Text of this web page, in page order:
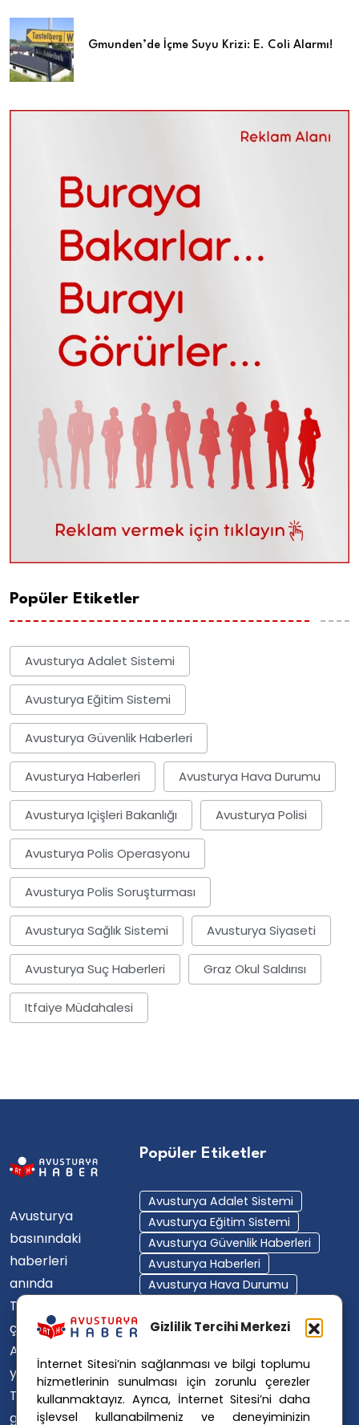
Gizlilik Tercihi Merkezi
İnternet Sitesi’nin sağlanması ve bilgi toplumu
hizmetlerinin sunulması için zorunlu çerezler
kullanmaktayız. Ayrıca, İnternet Sitesi’ni daha
işlevsel kullanabilmeniz ve deneyiminizin
Gmunden’de İçme Suyu Krizi: E. Coli Alarmı!
Popüler Etiketler
Avusturya Adalet Sistemi
Avusturya Eğitim Sistemi
Avusturya Güvenlik Haberleri
Avusturya Haberleri Avusturya Hava Durumu
Avusturya Içişleri Bakanlığı Avusturya Polisi
Avusturya Polis Operasyonu
Avusturya Polis Soruşturması
Avusturya Sağlık Sistemi Avusturya Siyaseti
Avusturya Suç Haberleri Graz Okul Saldırısı
Itfaiye Müdahalesi
Avusturya
basınındaki
haberleri
anında
Türkçe'ye
çevirerek,
Avusturya'da
yaşayan
Türklerin ülke
gündemini
Popüler Etiketler
Avusturya Adalet Sistemi
Avusturya Eğitim Sistemi
Avusturya Güvenlik Haberleri
Avusturya Haberleri
Avusturya Hava Durumu
Avusturya Polisi
Avusturya Polis Soruşturması
Avusturya Sağlık Sistemi
Avusturya Siyaseti